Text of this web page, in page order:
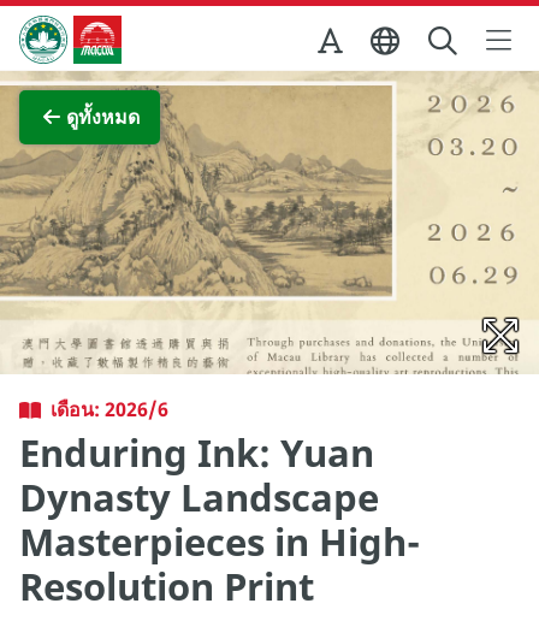
Skip to Main Content
สำนักงานการท่องเที่ยวของรัฐบาลมาเก๊า
ดูทั้งหมด
ภาพขยาย
เดือน: 2026/6
Enduring Ink: Yuan
Dynasty Landscape
Masterpieces in High-
Resolution Print